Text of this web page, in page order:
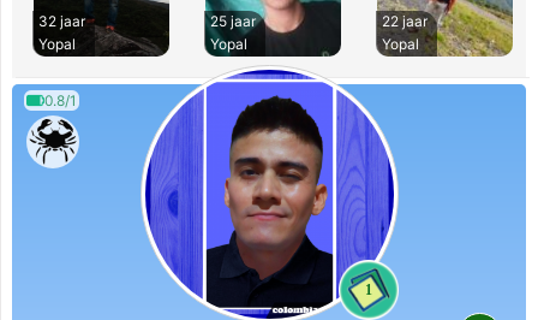
32 jaar
Yopal
25 jaar
Yopal
22 jaar
Yopal
0.8/1
1